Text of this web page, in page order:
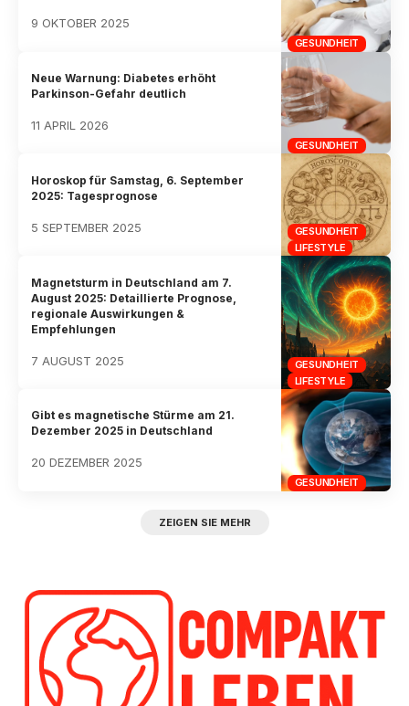
GESUNDHEIT
9 OKTOBER 2025
GESUNDHEIT
Neue Warnung: Diabetes erhöht
Parkinson-Gefahr deutlich
11 APRIL 2026
GESUNDHEIT
LIFESTYLE
Horoskop für Samstag, 6. September
2025: Tagesprognose
5 SEPTEMBER 2025
GESUNDHEIT
LIFESTYLE
Magnetsturm in Deutschland am 7.
August 2025: Detaillierte Prognose,
regionale Auswirkungen &
Empfehlungen
7 AUGUST 2025
GESUNDHEIT
Gibt es magnetische Stürme am 21.
Dezember 2025 in Deutschland
20 DEZEMBER 2025
ZEIGEN SIE MEHR